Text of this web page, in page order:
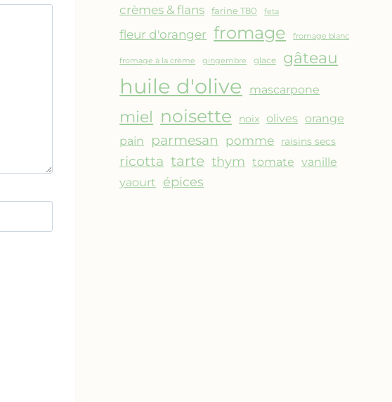
crèmes & flans farine T80 feta
fleur d'oranger fromage fromage blanc
fromage à la crème gingembre glace gâteau
huile d'olive mascarpone
miel noisette noix olives orange
pain
parmesan pomme raisins secs
ricotta tarte thym tomate vanille
yaourt épices